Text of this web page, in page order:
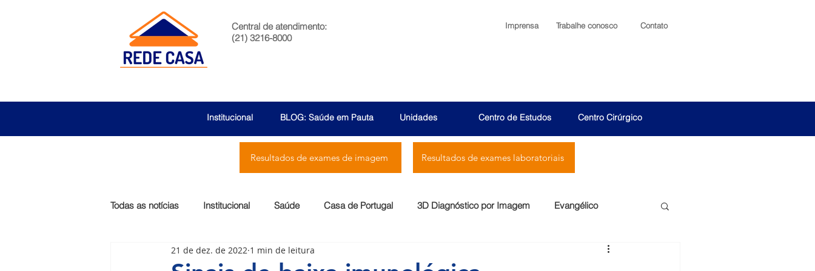
Central de atendimento:
(21) 3216-8000
Imprensa Trabalhe conosco Contato
BLOG: Saúde em Pauta Unidades Centro de Estudos Centro Cirúrgico
Institucional
Resultados de exames de imagem Resultados de exames laboratoriais
Todas as notícias Institucional Saúde Casa de Portugal 3D Diagnóstico por Imagem Evangélico
São Bernardo Egas Moniz Menssana
21 de dez. de 2022 1 min de leitura